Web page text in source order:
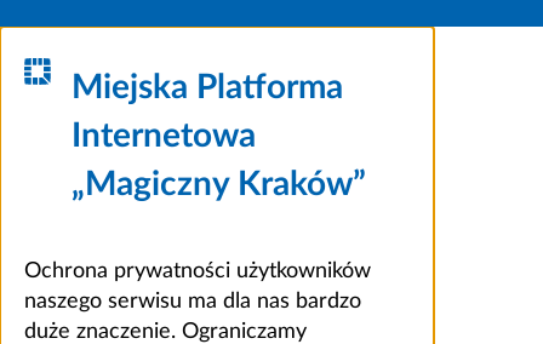
Miejska Platforma
Internetowa
„Magiczny Kraków”
Ochrona prywatności użytkowników
naszego serwisu ma dla nas bardzo
duże znaczenie. Ograniczamy